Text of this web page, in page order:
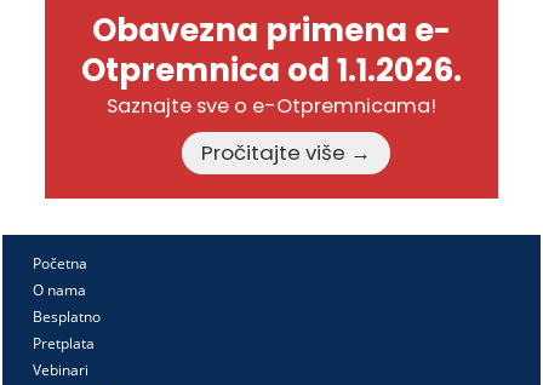
Obavezna primena e-
Otpremnica od 1.1.2026.
Saznajte sve o e-Otpremnicama!
Pročitajte više →
Početna
O nama
Besplatno
Pretplata
Vebinari